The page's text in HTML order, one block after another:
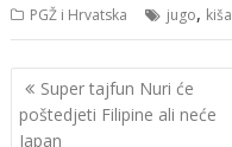
PGŽ i Hrvatska jugo, kiša
Navigacija
objava
Super tajfun Nuri će
poštedjeti Filipine ali neće
Japan